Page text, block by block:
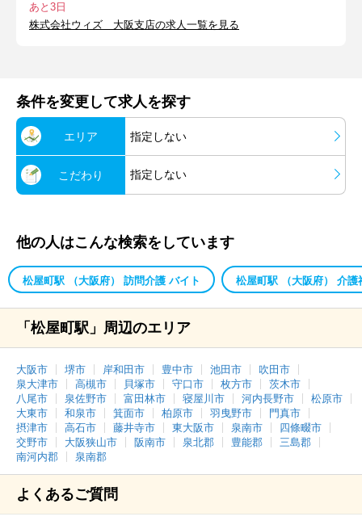
あと3日
株式会社ウィズ 大阪支店の求人一覧を見る
条件を変更して求人を探す
エリア 指定しない
こだわり 指定しない
他の人はこんな検索をしています
松屋町駅 （大阪府） 訪問介護 バイト 松屋町駅 （大阪府） 介護
「松屋町駅」周辺のエリア
大阪市 堺市 岸和田市 豊中市 池田市
吹田市
泉大津市
高槻市 貝塚市 守口市 枚方市
茨木市
八尾市
泉佐野市 富田林市 寝屋川市 河内長野市
松原市
大東市
和泉市 箕面市 柏原市 羽曳野市
門真市
摂津市
高石市 藤井寺市 東大阪市 泉南市
四條畷市
交野市
大阪狭山市 阪南市 泉北郡 豊能郡
三島郡
南河内郡
泉南郡
よくあるご質問